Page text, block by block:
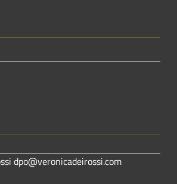
dpo@veronicadeirossi.com